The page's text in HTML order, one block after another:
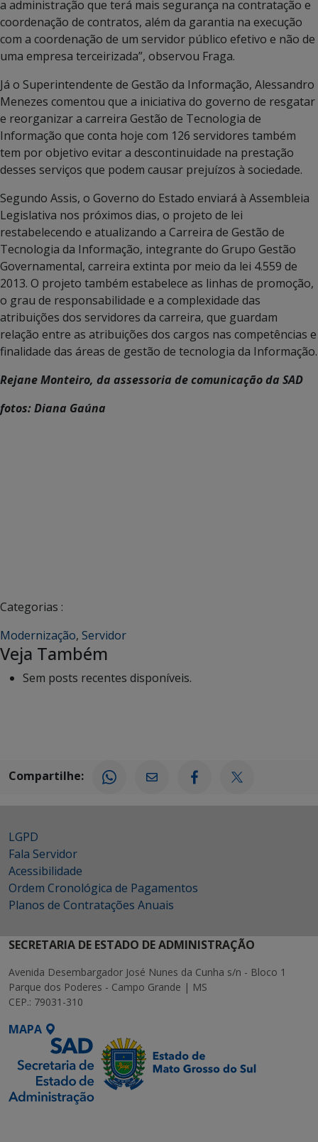
a administração que terá mais segurança na contratação e
coordenação de contratos, além da garantia na execução
com a coordenação de um servidor público efetivo e não de
uma empresa terceirizada”, observou Fraga.
Já o Superintendente de Gestão da Informação, Alessandro
Menezes comentou que a iniciativa do governo de resgatar
e reorganizar a carreira Gestão de Tecnologia de
Informação que conta hoje com 126 servidores também
tem por objetivo evitar a descontinuidade na prestação
desses serviços que podem causar prejuízos à sociedade.
Segundo Assis, o Governo do Estado enviará à Assembleia
Legislativa nos próximos dias, o projeto de lei
restabelecendo e atualizando a Carreira de Gestão de
Tecnologia da Informação, integrante do Grupo Gestão
Governamental, carreira extinta por meio da lei 4.559 de
2013. O projeto também estabelece as linhas de promoção,
o grau de responsabilidade e a complexidade das
atribuições dos servidores da carreira, que guardam
relação entre as atribuições dos cargos nas competências e
finalidade das áreas de gestão de tecnologia da Informação.
Rejane Monteiro, da assessoria de comunicação da SAD
fotos: Diana Gaúna
Categorias :
Modernização, Servidor
Veja Também
Sem posts recentes disponíveis.
Compartilhe:
LGPD
Fala Servidor
Acessibilidade
Ordem Cronológica de Pagamentos
Planos de Contratações Anuais
SECRETARIA DE ESTADO DE ADMINISTRAÇÃO
Avenida Desembargador José Nunes da Cunha s/n - Bloco 1
Parque dos Poderes - Campo Grande | MS
CEP.: 79031-310
MAPA